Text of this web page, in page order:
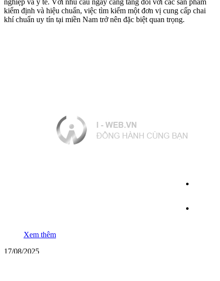
kiểm định và hiệu chuẩn, việc tìm kiếm một đơn vị cung cấp chai
khí chuẩn uy tín tại miền Nam trở nên đặc biệt quan trọng.
Xem thêm
17/08/2025